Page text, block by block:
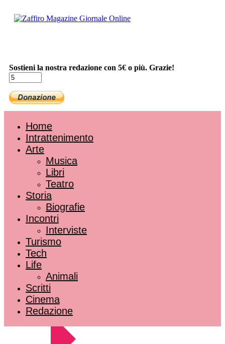
Sostieni la nostra redazione con 5€ o più. Grazie!
Home
Intrattenimento
Arte
Musica
Libri
Teatro
Storia
Biografie
Incontri
Interviste
Turismo
Tech
Life
Animali
Scritti
Cinema
Redazione